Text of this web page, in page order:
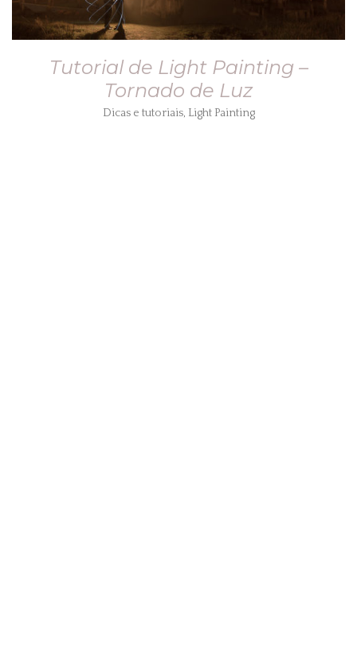
Tutorial de Light Painting –
Tornado de Luz
Dicas e tutoriais, Light Painting